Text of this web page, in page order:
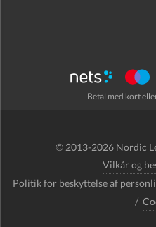
Betal med kort
© 2013-2026 Nordic
Vilkår og
Politik for beskyttelse af
/